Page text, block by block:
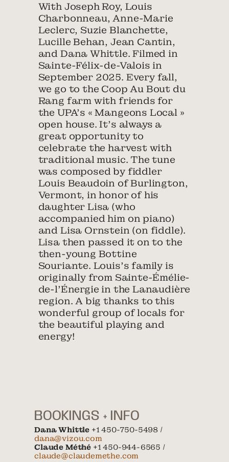
With Joseph Roy, Louis
Charbonneau, Anne-Marie
Leclerc, Suzie Blanchette,
Lucille Behan, Jean Cantin,
and Dana Whittle. Filmed in
Sainte-Félix-de-Valois in
September 2025. Every fall,
we go to the Coop Au Bout du
Rang farm with friends for
the UPA’s « Mangeons Local »
open house. It’s always a
great opportunity to
celebrate the harvest with
traditional music. The tune
was composed by fiddler
Louis Beaudoin of Burlington,
Vermont, in honor of his
daughter Lisa (who
accompanied him on piano)
and Lisa Ornstein (on fiddle).
Lisa then passed it on to the
then-young Bottine
Souriante. Louis’s family is
originally from Sainte-Émélie-
de-l’Énergie in the Lanaudière
region. A big thanks to this
wonderful group of locals for
the beautiful playing and
energy!
BOOKINGS + INFO
Dana Whittle +1 450-750-5498 /
dana@vizou.com
Claude Méthé +1 450-944-6565 /
claude@claudemethe.com